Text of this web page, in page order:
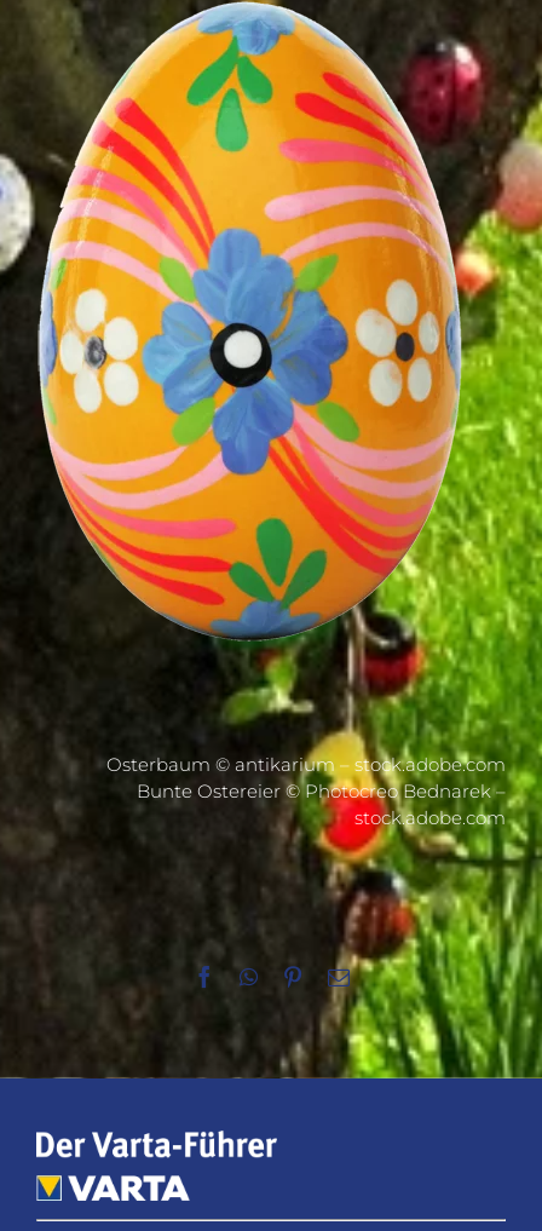
Osterbaum © antikarium – stock.adobe.com
Bunte Ostereier ©Photocreo Bednarek –
stock.adobe.com
Facebook
WhatsApp
Pinterest
E-
Mail